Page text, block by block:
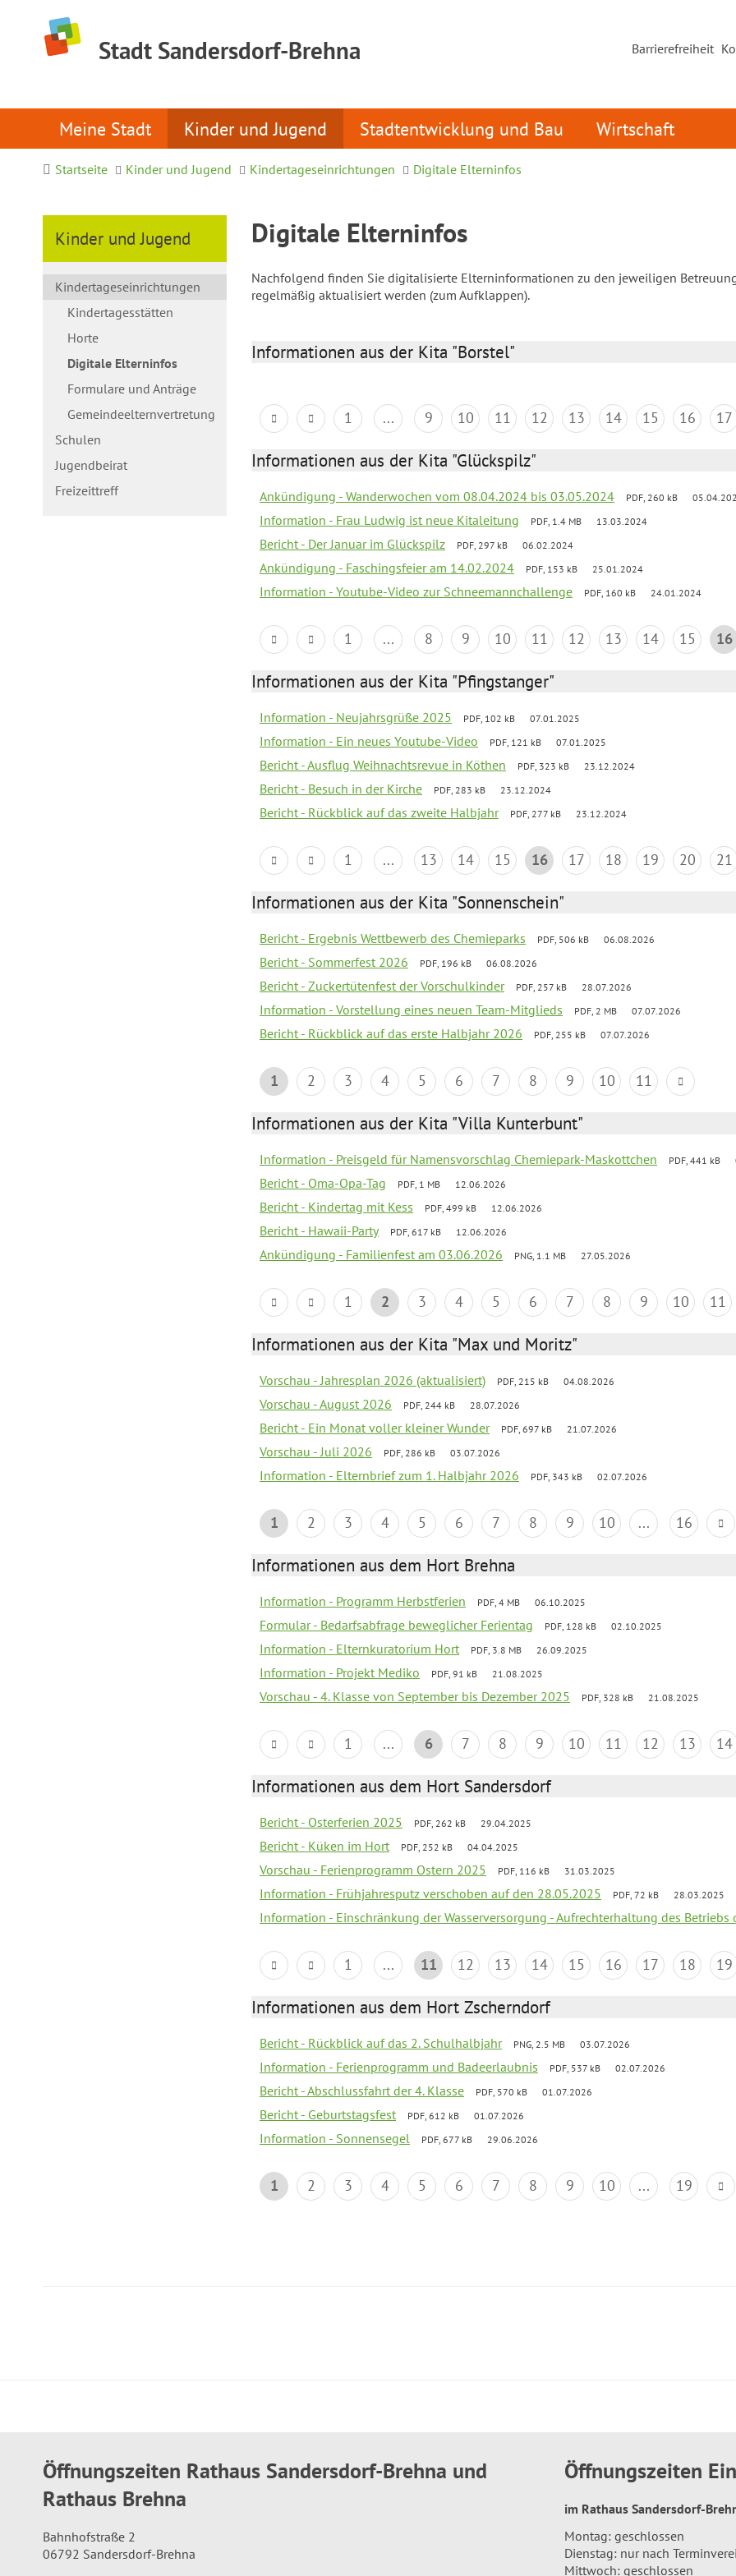
Stadt Sandersdorf-Brehna Barrierefreiheit
Meine Stadt Kinder und Jugend Stadtentwicklung und Bau Wirtschaft
Startseite Kinder und Jugend Kindertageseinrichtungen Digitale Elterninfos
Kinder und Jugend
Kindertageseinrichtungen
Kindertagesstätten
Horte
Digitale Elterninfos
Formulare und Anträge
Gemeindeelternvertretung
Schulen
Jugendbeirat
Freizeittreff
Digitale Elterninfos
Nachfolgend finden Sie digitalisierte Elterninformationen zu den jeweiligen
regelmäßig aktualisiert werden (zum Aufklappen).
Informationen aus der Kita "Borstel"
1 ... 9 10 11 12 13 14 15 16 17
Informationen aus der Kita "Glückspilz"
Ankündigung - Wanderwochen vom 08.04.2024 bis 03.05.2024 PDF, 260 kB
Information - Frau Ludwig ist neue Kitaleitung PDF, 1.4 MB 13.03.2024
Bericht - Der Januar im Glückspilz PDF, 297 kB 06.02.2024
Ankündigung - Faschingsfeier am 14.02.2024 PDF, 153 kB 25.01.2024
Information - Youtube-Video zur Schneemannchallenge PDF, 160 kB 24.01.2024
1 ... 8 9 10 11 12 13 14 15 16
Informationen aus der Kita "Pfingstanger"
Information - Neujahrsgrüße 2025 PDF, 102 kB 07.01.2025
Information - Ein neues Youtube-Video PDF, 121 kB 07.01.2025
Bericht - Ausflug Weihnachtsrevue in Köthen PDF, 323 kB 23.12.2024
Bericht - Besuch in der Kirche PDF, 283 kB 23.12.2024
Bericht - Rückblick auf das zweite Halbjahr PDF, 277 kB 23.12.2024
1 ... 13 14 15 16 17 18 19 20 21
Informationen aus der Kita "Sonnenschein"
Bericht - Ergebnis Wettbewerb des Chemieparks PDF, 506 kB 06.08.2026
Bericht - Sommerfest 2026 PDF, 196 kB 06.08.2026
Bericht - Zuckertütenfest der Vorschulkinder PDF, 257 kB 28.07.2026
Information - Vorstellung eines neuen Team-Mitglieds PDF, 2 MB 07.07.2026
Bericht - Rückblick auf das erste Halbjahr 2026 PDF, 255 kB 07.07.2026
1 2 3 4 5 6 7 8 9 10 11
Informationen aus der Kita "Villa Kunterbunt"
Information - Preisgeld für Namensvorschlag Chemiepark-Maskottchen PDF, 441 kB
Bericht - Oma-Opa-Tag PDF, 1 MB 12.06.2026
Bericht - Kindertag mit Kess PDF, 499 kB 12.06.2026
Bericht - Hawaii-Party PDF, 617 kB 12.06.2026
Ankündigung - Familienfest am 03.06.2026 PNG, 1.1 MB 27.05.2026
1 2 3 4 5 6 7 8 9 10 11
Informationen aus der Kita "Max und Moritz"
Vorschau - Jahresplan 2026 (aktualisiert) PDF, 215 kB 04.08.2026
Vorschau - August 2026 PDF, 244 kB 28.07.2026
Bericht - Ein Monat voller kleiner Wunder PDF, 697 kB 21.07.2026
Vorschau - Juli 2026 PDF, 286 kB 03.07.2026
Information - Elternbrief zum 1. Halbjahr 2026 PDF, 343 kB 02.07.2026
1 2 3 4 5 6 7 8 9 10 ... 16
Informationen aus dem Hort Brehna
Information - Programm Herbstferien PDF, 4 MB 06.10.2025
Formular - Bedarfsabfrage beweglicher Ferientag PDF, 128 kB 02.10.2025
Information - Elternkuratorium Hort PDF, 3.8 MB 26.09.2025
Information - Projekt Mediko PDF, 91 kB 21.08.2025
Vorschau - 4. Klasse von September bis Dezember 2025 PDF, 328 kB 21.08.2025
1 ... 6 7 8 9 10 11 12 13 14
Informationen aus dem Hort Sandersdorf
Bericht - Osterferien 2025 PDF, 262 kB 29.04.2025
Bericht - Küken im Hort PDF, 252 kB 04.04.2025
Vorschau - Ferienprogramm Ostern 2025 PDF, 116 kB 31.03.2025
Information - Frühjahresputz verschoben auf den 28.05.2025 PDF, 72 kB 28.03.2025
Information - Einschränkung der Wasserversorgung - Aufrechterhaltung des Betriebs
1 ... 11 12 13 14 15 16 17 18 19
Informationen aus dem Hort Zscherndorf
Bericht - Rückblick auf das 2. Schulhalbjahr PNG, 2.5 MB 03.07.2026
Information - Ferienprogramm und Badeerlaubnis PDF, 537 kB 02.07.2026
Bericht - Abschlussfahrt der 4. Klasse PDF, 570 kB 01.07.2026
Bericht - Geburtstagsfest PDF, 612 kB 01.07.2026
Information - Sonnensegel PDF, 677 kB 29.06.2026
1 2 3 4 5 6 7 8 9 10 ... 19
Öffnungszeiten Rathaus Sandersdorf-Brehna und
Rathaus Brehna
Bahnhofstraße 2
06792 Sandersdorf-Brehna
Öffnungszeiten
im Rathaus Sandersdorf-
Montag: geschlossen
Dienstag: nur nach
Mittwoch: geschlossen